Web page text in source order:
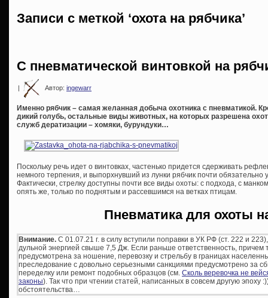
Записи с меткой ‘охота на рябчика’
С пневматической винтовкой на
| Автор: ingewarr
Именно рябчик – самая желанная добыча охотника с пневматикой.
дикий голубь, остальные виды животных, на которых разрешена
служб дератизации – хомяки, бурундуки…
Поскольку речь идет о винтовках, частенько придется сдерживать
немного терпения, и выпорхнувший из лунки рябчик почти
Фактически, стрелку доступны почти все виды охоты: с подхода, с
опять же, только по поднятым и рассевшимся на ветках птицам.
Пневматика для охоты
Внимание. С 01.07.21 г. в силу вступили поправки в УК РФ (ст. 222 и
дульной энергией свыше 7,5 Дж. Если раньше ответственность, причем
предусмотрена за ношение, перевозку и стрельбу в границах
преследование с довольно серьезными санкциями предусмотрено за
переделку или ремонт подобных образцов (см. Сколь веревочка не
законы). Так что при чтении статей, написанных в совсем другую эпоху
обстоятельства…